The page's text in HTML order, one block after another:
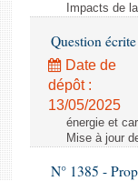
Impacts de
Question
Date de
dépôt :
13/05/2025
énergie et
Mise à jour
N° 1385 -